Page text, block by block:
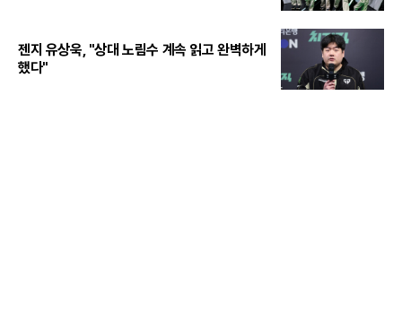
젠지 유상욱, "상대 노림수 계속 읽고 완벽하게
했다"